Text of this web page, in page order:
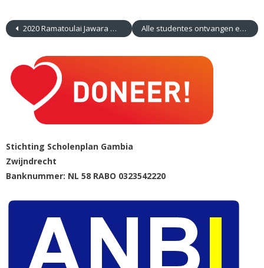
2020 Ramatoulai Jawara mag 5 maanden stage lopen in Spanje! Alle studentes ontvangen een WakaWaka Power+
Stichting Scholenplan Gambia
Zwijndrecht
Banknummer: NL 58 RABO 0323542220